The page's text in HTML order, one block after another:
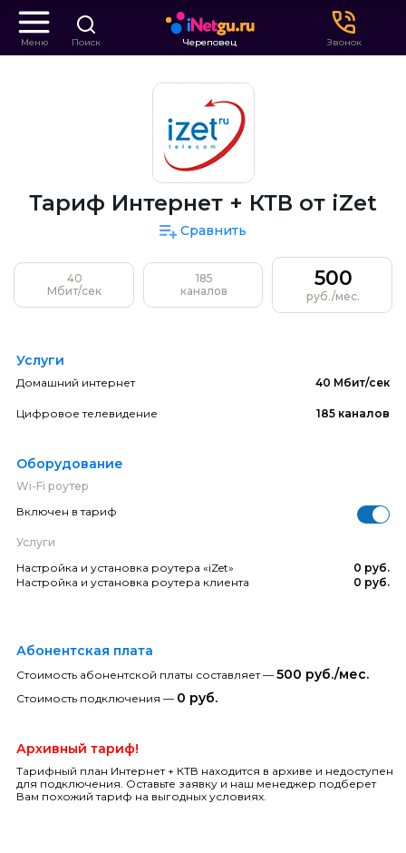
Меню Поиск Череповец Звонок
Тариф Интернет + КТВ от iZet
Сравнить
40
Мбит/сек
185
каналов
500
руб./мес.
Услуги
Домашний интернет 40 Мбит/сек
Цифровое телевидение 185 каналов
Оборудование
Wi-Fi роутер
Включен в тариф
Услуги
Настройка и установка роутера «iZet»
0 руб.
Настройка и установка роутера клиента
0 руб.
Абонентская плата
Стоимость абонентской платы составляет — 500 руб./мес.
Стоимость подключения — 0 руб.
Архивный тариф!
Тарифный план Интернет + КТВ находится в архиве и недоступен
для подключения. Оставьте заявку и наш менеджер подберет
Вам похожий тариф на выгодных условиях.